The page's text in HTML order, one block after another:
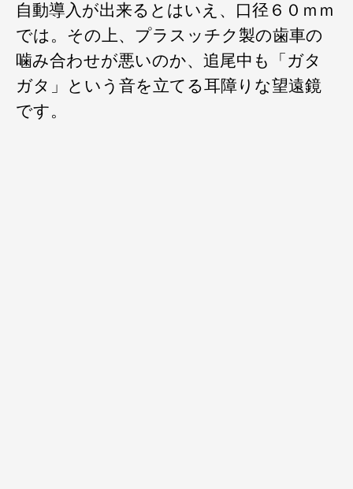
自動導入が出来るとはいえ、口径６０ｍｍ
では。その上、プラスッチク製の歯車の
噛み合わせが悪いのか、追尾中も「ガタ
ガタ」という音を立てる耳障りな望遠鏡
です。